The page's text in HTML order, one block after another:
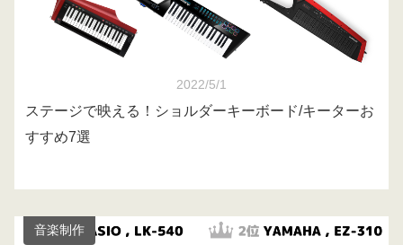
2022/5/1
ステージで映える！ショルダーキーボード/キーターお
すすめ7選
音楽制作